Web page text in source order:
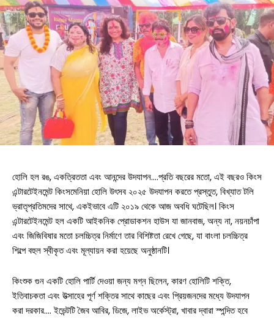
হোলি হল রঙ, একত্রিততা এবং আনন্দের উদযাপন….প্রতি বছরের মতো, এই বছরও কিংস
এন্টারটেইনমেন্ট কিংসমেনিয়া হোলি উৎসব ২০২৫ উদযাপন করতে প্রস্তুত, বিখ্যাত টলি
ভ্রাতৃপ্রতিমদের সাথে, একইভাবে এটি ২০১৯ থেকে আজ অবধি ঘটেছিল। কিংস
এন্টারটেইনমেন্ট হল একটি আইকনিক প্রোডাকশন হাউস যা জানবাজ, অন্য না, নয়নচাঁপা
এবং জিজিবিষার মতো চলচ্চিত্র নির্মাণে তার বিশিষ্টতা রেখে গেছে, যা বাংলা চলচ্চিত্র
শিল্পে বহুল স্বীকৃত এবং মূল্যায়ন করা হয়েছে অনুষ্ঠানটি।
কিংশুক গুন একটি হোলি পার্টি দেওয়া জন্য মগ্ন ছিলেন, কারণ হোলিটি শক্তি,
ইতিবাচকতা এবং উত্সাহের পূর্ণ শক্তির সাথে কাছের এবং প্রিয়জনদের মধ্যে উদযাপন
করা দরকার…. ইভেন্টটি জৈব আবির, ডিজে, লাইভ অর্কেস্ট্রা, খাবার দ্বারা স্পন্দিত হবে